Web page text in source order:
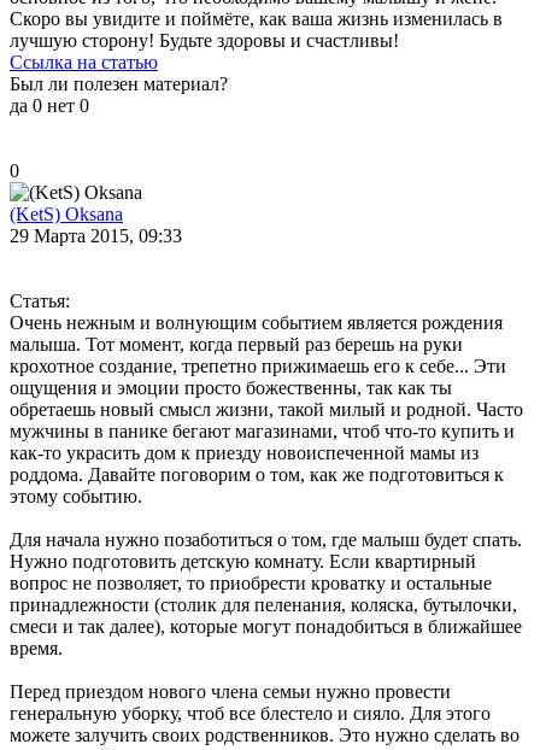
Скоро вы увидите и поймёте, как ваша жизнь изменилась в
лучшую сторону! Будьте здоровы и счастливы!
Ссылка на статью
Был ли полезен материал?
да 0 нет 0
0
(KetS) Oksana
29 Марта 2015, 09:33
Статья:
Очень нежным и волнующим событием является рождения
малыша. Тот момент, когда первый раз берешь на руки
крохотное создание, трепетно прижимаешь его к себе... Эти
ощущения и эмоции просто божественны, так как ты
обретаешь новый смысл жизни, такой милый и родной. Часто
мужчины в панике бегают магазинами, чтоб что-то купить и
как-то украсить дом к приезду новоиспеченной мамы из
роддома. Давайте поговорим о том, как же подготовиться к
этому событию.
Для начала нужно позаботиться о том, где малыш будет спать.
Нужно подготовить детскую комнату. Если квартирный
вопрос не позволяет, то приобрести кроватку и остальные
принадлежности (столик для пеленания, коляска, бутылочки,
смеси и так далее), которые могут понадобиться в ближайшее
время.
Перед приездом нового члена семьи нужно провести
генеральную уборку, чтоб все блестело и сияло. Для этого
можете залучить своих родственников. Это нужно сделать во